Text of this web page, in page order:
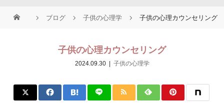
ブログ 子供の心理学 子供の心理カウンセリング
子供の心理カウンセリング
2024.09.30 子供の心理学